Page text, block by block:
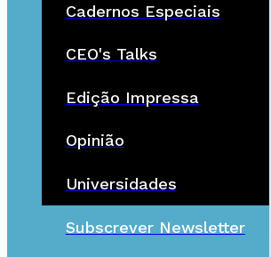
Cadernos Especiais
CEO's Talks
Edição Impressa
Opinião
Universidades
Subscrever Newsletter